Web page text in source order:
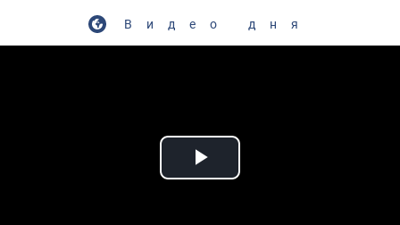
Видео дня
Play Video